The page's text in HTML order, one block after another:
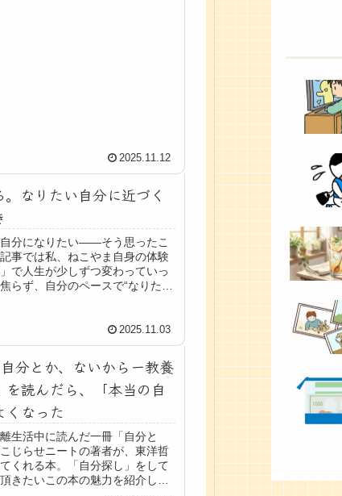
2025.11.12
なりたい自分に近づく
分になりたい――そう思ったこ
事では私、ねこやま自身の体験
で人生が少しずつ変わっていっ
らず、自分のペースで“なりたい
2025.11.03
分とか、ないからー教養
を読んだら、「本当の自
なった
生活中に読んだ一冊「自分と
じらせニートの著者が、東洋哲
くれる本。「自分探し」をして
きたいこの本の魅力を紹介しま